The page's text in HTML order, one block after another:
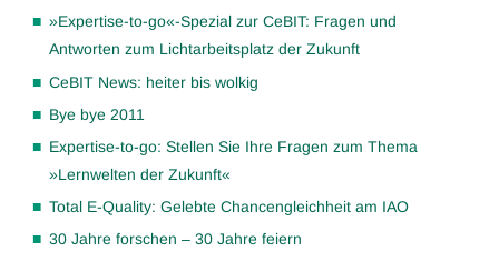
»Expertise-to-go«-Spezial zur CeBIT: Fragen und
Antworten zum Lichtarbeitsplatz der Zukunft
CeBIT News: heiter bis wolkig
Bye bye 2011
Expertise-to-go: Stellen Sie Ihre Fragen zum Thema
»Lernwelten der Zukunft«
Total E-Quality: Gelebte Chancengleichheit am IAO
30 Jahre forschen – 30 Jahre feiern